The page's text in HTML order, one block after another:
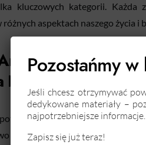
kluczowych kategorii.
aspektach naszego życia i
rodzaj AI, specjalizujący
zdolnym specjaliście, który
Pozostańmy
Jeśli chcesz otrzymywać
dedykowane materiały –
najpotrzebniejsze informacje.
Zapisz się już teraz!